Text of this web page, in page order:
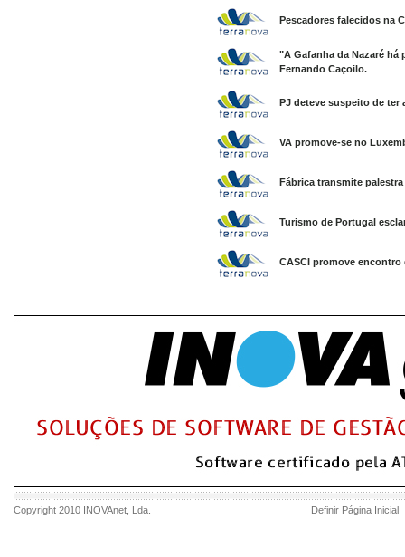
Pescadores falecidos na
"A Gafanha da Nazaré há
Fernando Caçoilo.
PJ deteve suspeito de ter
VA promove-se no
Fábrica transmite palestra
Turismo de Portugal
CASCI promove
Copyright 2010 INOVAnet , Lda. Definir Página Inicial